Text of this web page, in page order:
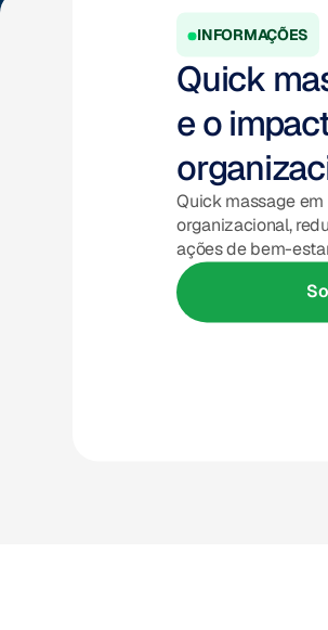
INFORMAÇÕES
Quick
e o
Quick massage
organizacional,
ações de bem-